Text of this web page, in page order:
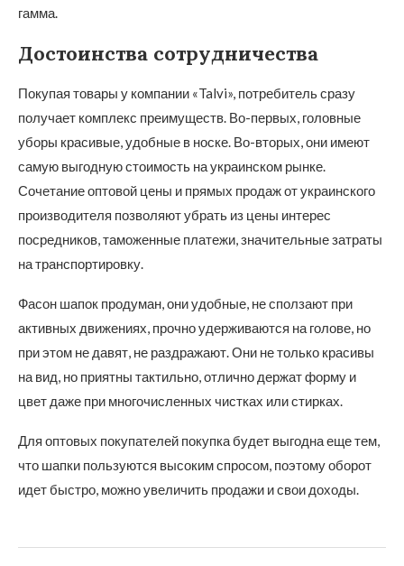
гамма.
Достоинства сотрудничества
Покупая товары у компании «Talvi», потребитель сразу
получает комплекс преимуществ. Во-первых, головные
уборы красивые, удобные в носке. Во-вторых, они имеют
самую выгодную стоимость на украинском рынке.
Сочетание оптовой цены и прямых продаж от украинского
производителя позволяют убрать из цены интерес
посредников, таможенные платежи, значительные затраты
на транспортировку.
Фасон шапок продуман, они удобные, не сползают при
активных движениях, прочно удерживаются на голове, но
при этом не давят, не раздражают. Они не только красивы
на вид, но приятны тактильно, отлично держат форму и
цвет даже при многочисленных чистках или стирках.
Для оптовых покупателей покупка будет выгодна еще тем,
что шапки пользуются высоким спросом, поэтому оборот
идет быстро, можно увеличить продажи и свои доходы.